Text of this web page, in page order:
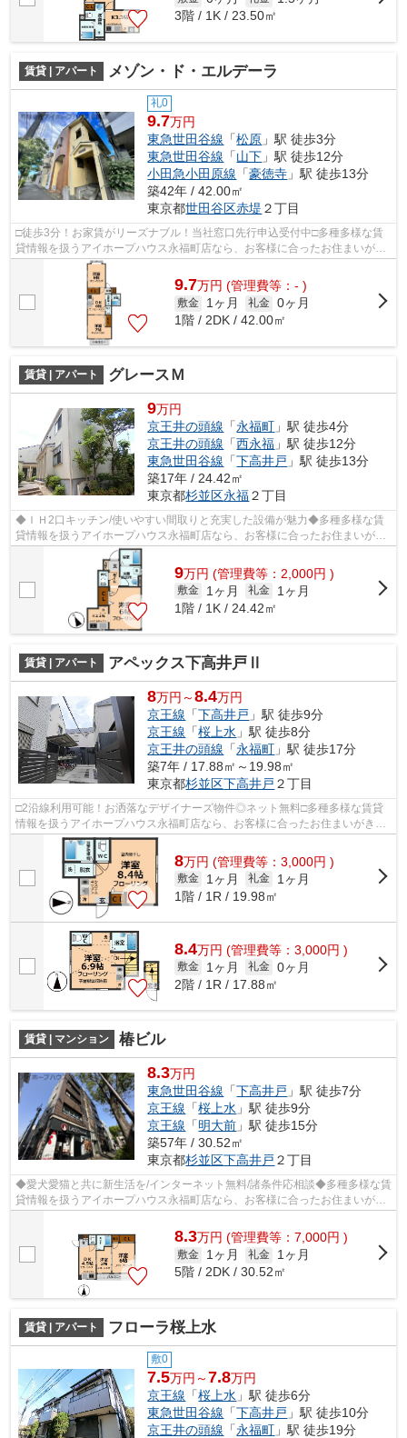
3階 / 1K / 23.50㎡
賃貸 | アパート メゾン・ド・エルデーラ
礼0
9.7万円
東急世田谷線 「松原 」駅 徒歩3分
東急世田谷線 「山下 」駅 徒歩12分
小田急小田原線 「豪徳寺 」駅 徒歩13分
築42年 / 42.00㎡
東京都世田谷区赤堤 ２丁目
□徒歩3分！お家賃がリーズナブル！当社窓口先行申込受付中□多種多様な賃
貸情報を扱うアイホープハウス永福町店なら、お客様に合ったお住まいがき
っと見つかります。お電話03-3327-7774...
9.7万円 (管理費等：- )
敷金 1ヶ月 礼金 0ヶ月
1階 / 2DK / 42.00㎡
賃貸 | アパート グレースＭ
9万円
京王井の頭線 「永福町 」駅 徒歩4分
京王井の頭線 「西永福 」駅 徒歩12分
東急世田谷線 「下高井戸 」駅 徒歩13分
築17年 / 24.42㎡
東京都杉並区永福２丁目
◆ＩＨ2口キッチン/使いやすい間取りと充実した設備が魅力◆多種多様な賃
貸情報を扱うアイホープハウス永福町店なら、お客様に合ったお住まいがき
っと見つかります。お電話03-3327-7774...
9万円 (管理費等：2,000円 )
敷金 1ヶ月 礼金
1ヶ月
1階 / 1K / 24.42㎡
賃貸 | アパート アペックス下高井戸Ⅱ
8万円～8.4万円
京王線 「下高井戸 」駅 徒歩9分
京王線 「桜上水 」駅 徒歩8分
京王井の頭線 「永福町 」駅 徒歩17分
築7年 / 17.88㎡～19.98㎡
東京都杉並区下高井戸 ２丁目
□2沿線利用可能！お洒落なデザイナーズ物件◎ネット無料□多種多様な賃貸
情報を扱うアイホープハウス永福町店なら、お客様に合ったお住まいがきっ
と見つかります。お電話03-3327-7774か...
8万円 (管理費等：3,000円 )
敷金 1ヶ月 礼金
1ヶ月
1階 / 1R / 19.98㎡
8.4万円 (管理費等：3,000円 )
敷金 1ヶ月 礼金 0ヶ月
2階 / 1R / 17.88㎡
賃貸 | マンション 椿ビル
8.3万円
東急世田谷線 「下高井戸 」駅 徒歩7分
京王線 「桜上水 」駅 徒歩9分
京王線 「明大前 」駅 徒歩15分
築57年 / 30.52㎡
東京都杉並区下高井戸 ２丁目
◆愛犬愛猫と共に新生活を/インターネット無料/諸条件応相談◆多種多様な賃
貸情報を扱うアイホープハウス永福町店なら、お客様に合ったお住まいがき
っと見つかります。お電話03-3327-777...
8.3万円 (管理費等：7,000円 )
敷金 1ヶ月 礼金
1ヶ月
5階 / 2DK / 30.52㎡
賃貸 | アパート フローラ桜上水
敷0
7.5万円～7.8万円
京王線 「桜上水 」駅 徒歩6分
東急世田谷線 「下高井戸 」駅 徒歩10分
京王井の頭線 「永福町 」駅 徒歩19分